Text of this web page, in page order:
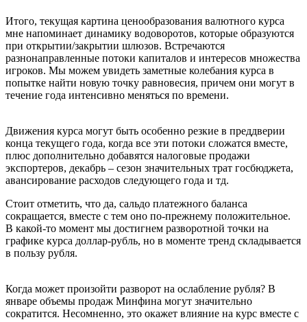
Итого, текущая картина ценообразования валютного курса
мне напоминает динамику водоворотов, которые образуются
при открытии/закрытии шлюзов. Встречаются
разнонаправленные потоки капиталов и интересов множества
игроков. Мы можем увидеть заметные колебания курса в
попытке найти новую точку равновесия, причем они могут в
течение года интенсивно меняться по времени.
Движения курса могут быть особенно резкие в преддверии
конца текущего года, когда все эти потоки сложатся вместе,
плюс дополнительно добавятся налоговые продажи
экспортеров, декабрь – сезон значительных трат госбюджета,
авансирование расходов следующего года и тд.
Стоит отметить, что да, сальдо платежного баланса
сокращается, вместе с тем оно по-прежнему положительное.
В какой-то момент мы достигнем разворотной точки на
графике курса доллар-рубль, но в моменте тренд складывается
в пользу рубля.
Когда может произойти разворот на ослабление рубля? В
январе объемы продаж Минфина могут значительно
сократится. Несомненно, это окажет влияние на курс вместе с